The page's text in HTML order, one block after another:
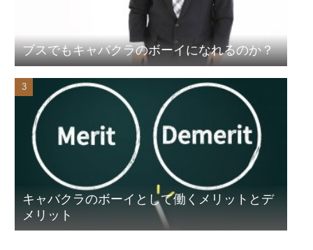
ブスでもキャバクラのボーイになれるのか？
キャバクラのボーイとして働くメリットとデ
メリット